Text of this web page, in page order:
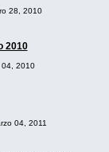
28, 2010
2010
04, 2010
04, 2011